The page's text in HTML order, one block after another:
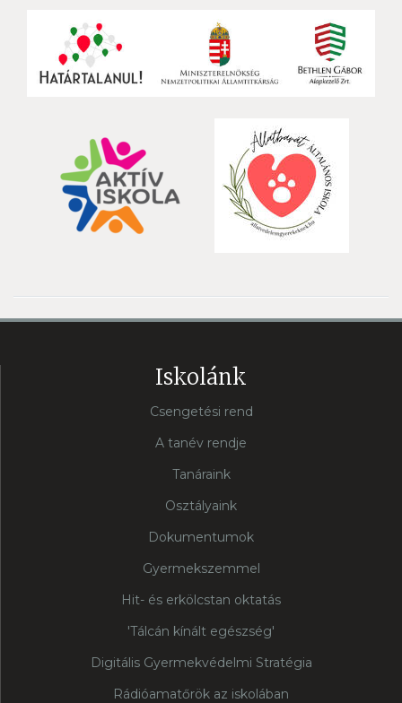
Iskolánk
Csengetési rend
A tanév rendje
Tanáraink
Osztályaink
Dokumentumok
Gyermekszemmel
Hit- és erkölcstan oktatás
'Tálcán kínált egészség'
Digitális Gyermekvédelmi Stratégia
Rádióamatőrök az iskolában